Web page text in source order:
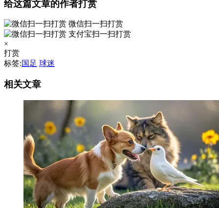
给这篇文章的作者打赏
微信扫一扫打赏
支付宝扫一扫打赏
×
打赏
标签:国足 球迷
相关文章